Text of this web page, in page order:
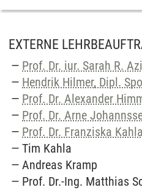
EXTERNE
Prof. Dr. iur. Sarah R.
Hendrik Hilmer, Dipl.
Prof. Dr. Alexander
Prof. Dr. Arne
Prof. Dr. Franziska Kahla
Tim Kahla
Andreas Kramp
Prof. Dr.-Ing. Matthias